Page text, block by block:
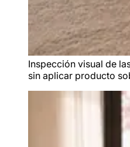
Inspección visual de
sin aplicar producto